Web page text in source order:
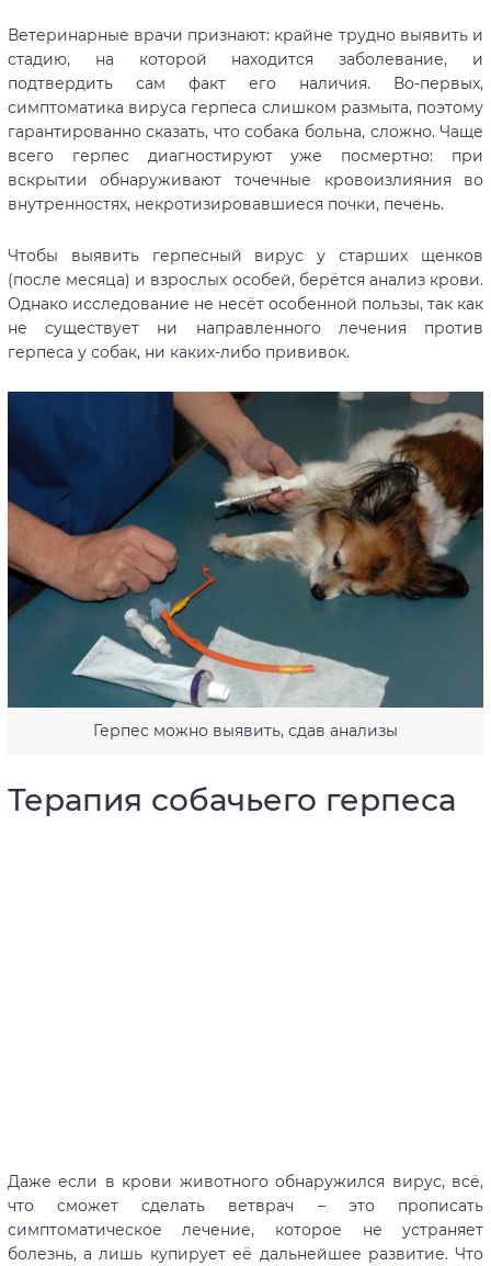
Ветеринарные врачи признают: крайне трудно выявить и
стадию, на которой находится заболевание, и
подтвердить сам факт его наличия. Во-первых,
симптоматика вируса герпеса слишком размыта, поэтому
гарантированно сказать, что собака больна, сложно. Чаще
всего герпес диагностируют уже посмертно: при
вскрытии обнаруживают точечные кровоизлияния во
внутренностях, некротизировавшиеся почки, печень.
Чтобы выявить герпесный вирус у старших щенков
(после месяца) и взрослых особей, берётся анализ крови.
Однако исследование не несёт особенной пользы, так как
не существует ни направленного лечения против
герпеса у собак, ни каких-либо прививок.
Герпес можно выявить, сдав анализы
Терапия собачьего герпеса
Даже если в крови животного обнаружился вирус, всё,
что сможет сделать ветврач – это прописать
симптоматическое лечение, которое не устраняет
болезнь, а лишь купирует её дальнейшее развитие. Что